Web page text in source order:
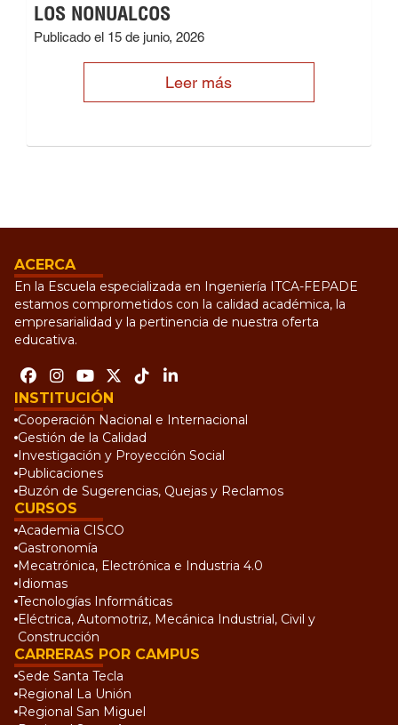
LOS NONUALCOS
Publicado el 15 de junio, 2026
Leer más
ACERCA
En la Escuela especializada en Ingeniería ITCA-FEPADE
estamos comprometidos con la calidad académica, la
empresarialidad y la pertinencia de nuestra oferta
educativa.
INSTITUCIÓN
Cooperación Nacional e Internacional
Gestión de la Calidad
Investigación y Proyección Social
Publicaciones
Buzón de Sugerencias, Quejas y Reclamos
CURSOS
Academia CISCO
Gastronomía
Mecatrónica, Electrónica e Industria 4.0
Idiomas
Tecnologías Informáticas
Eléctrica, Automotriz, Mecánica Industrial, Civil y
Construcción
CARRERAS POR CAMPUS
Sede Santa Tecla
Regional La Unión
Regional San Miguel